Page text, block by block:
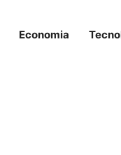
Economia